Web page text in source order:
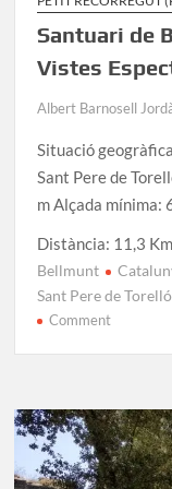
Santuari de
Vistes
Albert Barnosell
Situació
Sant Pere de
m Alçada mínima:
Distància: 11,3
Bellmunt
Sant Pere de Torelló
Commenton
Història,
Rutes
i